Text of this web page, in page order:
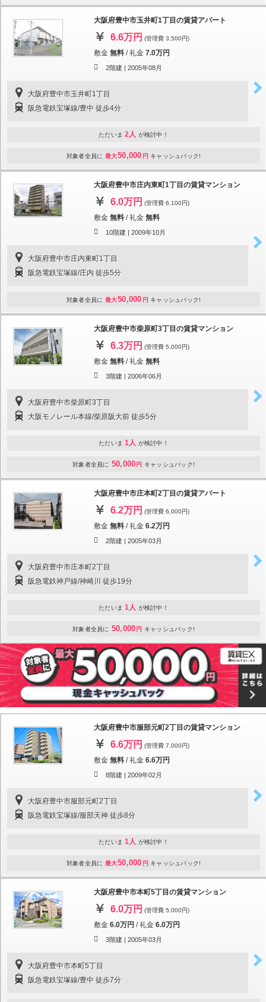
大阪府豊中市玉井町1丁目の賃貸アパート
6.6万円 (管理費 3,500円)
敷金 無料 /礼金 7.0万円
2階建 | 2005年08月
大阪府豊中市玉井町1丁目
阪急電鉄宝塚線/豊中 徒歩4分
ただいま 2人 が検討中！
対象者全員に 最大50,000 円 キャッシュバック!
大阪府豊中市庄内東町1丁目の賃貸マンション
6.0万円 (管理費 6,100円)
敷金 無料 /礼金 無料
10階建 | 2009年10月
大阪府豊中市庄内東町1丁目
阪急電鉄宝塚線/庄内 徒歩5分
対象者全員に 最大50,000 円 キャッシュバック!
大阪府豊中市柴原町3丁目の賃貸マンション
6.3万円 (管理費 5,000円)
敷金 無料 /礼金 無料
3階建 | 2006年06月
大阪府豊中市柴原町3丁目
大阪モノレール本線/柴原阪大前 徒歩5分
ただいま 1人 が検討中！
対象者全員に 50,000 円 キャッシュバック!
大阪府豊中市庄本町2丁目の賃貸アパート
6.2万円 (管理費 6,000円)
敷金 無料 /礼金 6.2万円
2階建 | 2005年03月
大阪府豊中市庄本町2丁目
阪急電鉄神戸線/神崎川 徒歩19分
ただいま 1人 が検討中！
対象者全員に 50,000 円 キャッシュバック!
大阪府豊中市服部元町2丁目の賃貸マンション
6.6万円 (管理費 7,000円)
敷金 無料 /礼金 6.6万円
8階建 | 2009年02月
大阪府豊中市服部元町2丁目
阪急電鉄宝塚線/服部天神 徒歩8分
ただいま 1人 が検討中！
対象者全員に 最大50,000 円 キャッシュバック!
大阪府豊中市本町5丁目の賃貸マンション
6.0万円 (管理費 5,000円)
敷金 6.0万円 /礼金 6.0万円
3階建 | 2005年03月
大阪府豊中市本町5丁目
阪急電鉄宝塚線/豊中 徒歩7分